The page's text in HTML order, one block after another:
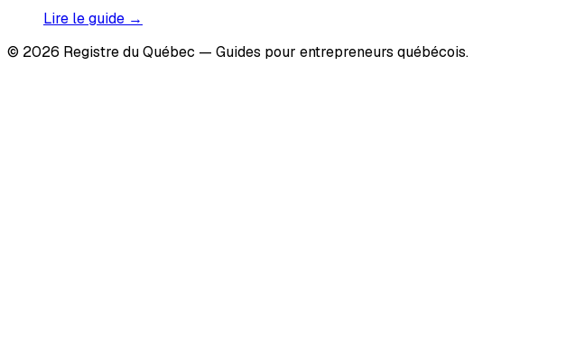
Lire le guide →
© 2026 Registre du Québec — Guides pour entrepreneurs québécois.